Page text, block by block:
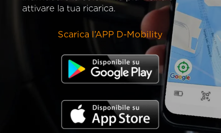
attivare la tua ricarica.
Scarica l’APP D-Mobility